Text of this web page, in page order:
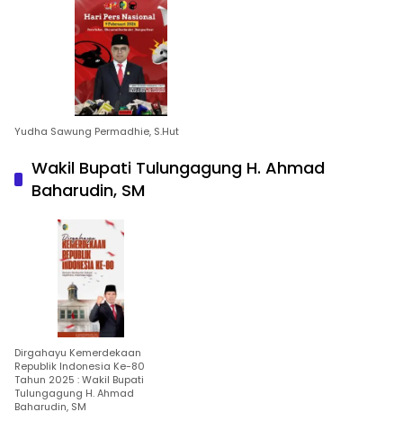
Yudha Sawung Permadhie, S.Hut
Wakil Bupati Tulungagung H. Ahmad
Baharudin, SM
Dirgahayu Kemerdekaan
Republik Indonesia Ke-80
Tahun 2025 : Wakil Bupati
Tulungagung H. Ahmad
Baharudin, SM